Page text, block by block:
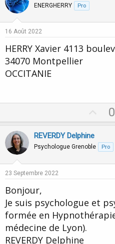
*Un lien retour depuis votre site
https://www.transe-hypnose.com
Ps: pour ceux qui ne l'ont pas
Espace réservé aux
Vous devez être Pro
www.transe-
Carte des
Vous cherchez un
des
www.transe-
t
ENERGHERRY Pro
16 Août 2022
HERRY Xavier 4113
34070 Montpellier
OCCITANIE
p
o
0
REVERDY Delphine
Psychologue Grenoble Pro
23 Septembre 2022
Bonjour,
Je suis psychologue et
formée en
médecine de Lyon).
REVERDY Delphine